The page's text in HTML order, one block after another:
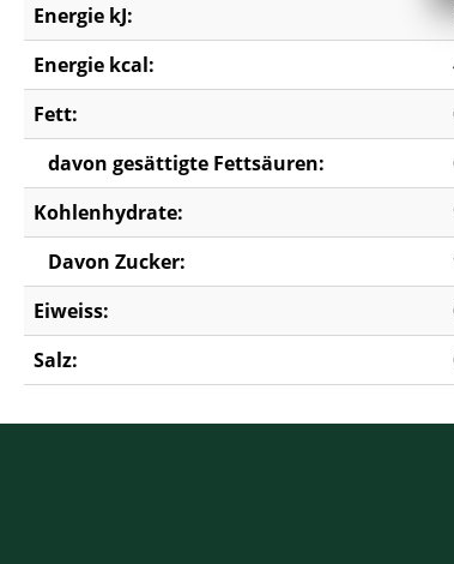
Energie kJ:
Energie kcal:
Fett:
davon gesättigte Fettsäuren:
Kohlenhydrate:
Davon Zucker:
Eiweiss:
Salz: